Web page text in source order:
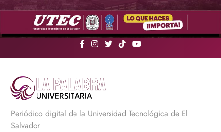
Saltar
La Palabra Universitaria
Periódico digital de la Universidad Tecnológica de El
Salvador